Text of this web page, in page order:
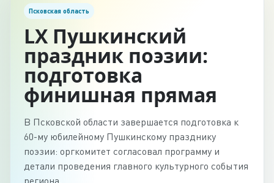
Псковская область
LX Пушкинский
праздник поэзии:
подготовка
финишная прямая
В Псковской области завершается подготовка к
60-му юбилейному Пушкинскому празднику
поэзии: оргкомитет согласовал программу и
детали проведения главного культурного события
региона.